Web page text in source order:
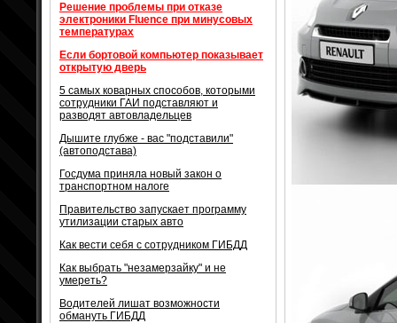
Решение проблемы при отказе
электроники Fluence при минусовых
температурах
Если бортовой компьютер показывает
открытую дверь
5 самых коварных способов, которыми
сотрудники ГАИ подставляют и
разводят автовладельцев
Дышите глубже - вас "подставили"
(автоподстава)
Госдума приняла новый закон о
транспортном налоге
Правительство запускает программу
утилизации старых авто
Как вести себя с сотрудником ГИБДД
Как выбрать "незамерзайку" и не
умереть?
Водителей лишат возможности
обмануть ГИБДД